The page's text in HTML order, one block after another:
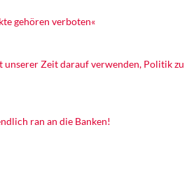
gehören verboten«
unserer Zeit darauf verwenden, Politik zu
ran an die Banken!